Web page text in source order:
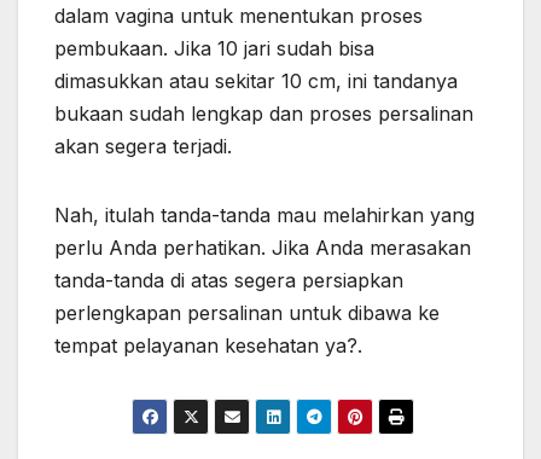
dalam vagina untuk menentukan proses
pembukaan. Jika 10 jari sudah bisa
dimasukkan atau sekitar 10 cm, ini tandanya
bukaan sudah lengkap dan proses persalinan
akan segera terjadi.
Nah, itulah tanda-tanda mau melahirkan yang
perlu Anda perhatikan. Jika Anda merasakan
tanda-tanda di atas segera persiapkan
perlengkapan persalinan untuk dibawa ke
tempat pelayanan kesehatan ya?.